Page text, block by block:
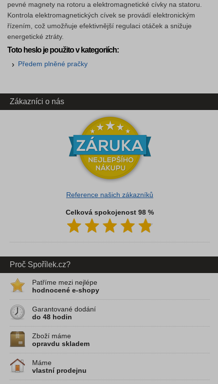
pevné magnety na rotoru a elektromagnetické cívky na statoru.
Kontrola elektromagnetických cívek se provádí elektronickým
řízením, což umožňuje efektivnější regulaci otáček a snižuje
energetické ztráty.
Toto heslo je použito v kategoriích:
Předem plněné pračky
Zákazníci o nás
Reference našich zákazníků
Celková spokojenost 98 %
Proč Spořílek.cz?
Patříme mezi nejlépe
hodnocené e-shopy
Garantované dodání
do 48 hodin
Zboží máme
opravdu skladem
Máme
vlastní prodejnu